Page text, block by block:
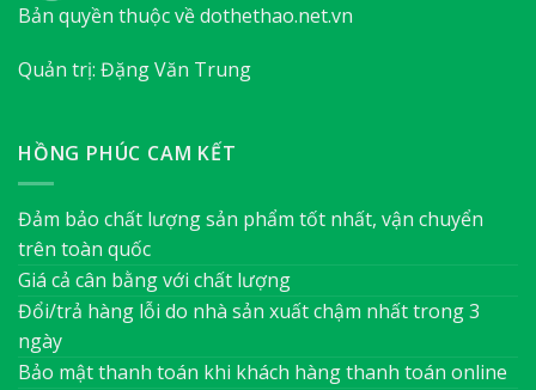
Bản quyền thuộc về dothethao.net.vn
Quản trị: Đặng Văn Trung
HỒNG PHÚC CAM KẾT
Đảm bảo chất lượng sản phẩm tốt nhất, vận chuyển
trên toàn quốc
Giá cả cân bằng với chất lượng
Đổi/trả hàng lỗi do nhà sản xuất chậm nhất trong 3
ngày
Bảo mật thanh toán khi khách hàng thanh toán online